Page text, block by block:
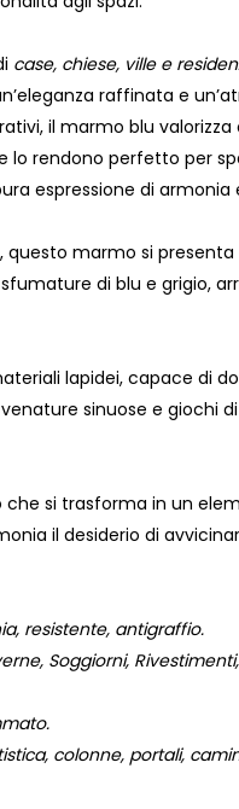
case, chiese, ville e
raffinata e
il marmo blu valorizza
lo rendono perfetto per
espressione di armonia
marmo si
di blu e grigio,
lapidei, capace di
sinuose e giochi
si trasforma in un
il desiderio di
resistente, antigraffio.
Soggiorni,
colonne, portali,